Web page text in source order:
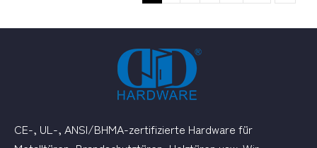
CE-, UL-, ANSI/BHMA-zertifizierte Hardware für